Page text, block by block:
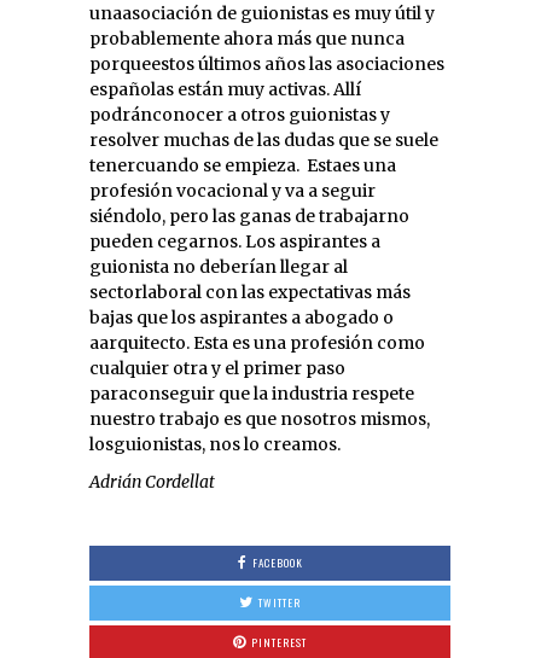
unaasociación de guionistas es muy útil y
probablemente ahora más que nunca
porqueestos últimos años las asociaciones
españolas están muy activas. Allí
podránconocer a otros guionistas y
resolver muchas de las dudas que se suele
tenercuando se empieza. Estaes una
profesión vocacional y va a seguir
siéndolo, pero las ganas de trabajarno
pueden cegarnos. Los aspirantes a
guionista no deberían llegar al
sectorlaboral con las expectativas más
bajas que los aspirantes a abogado o
aarquitecto. Esta es una profesión como
cualquier otra y el primer paso
paraconseguir que la industria respete
nuestro trabajo es que nosotros mismos,
losguionistas, nos lo creamos.
Adrián Cordellat
FACEBOOK
TWITTER
PINTEREST